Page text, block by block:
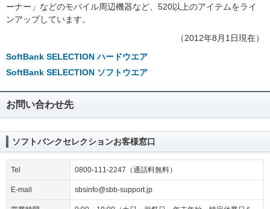
ーナー」などのモバイル周辺機器など、520以上のアイテムをライ
ンアップしています。
（2012年8月1日現在）
SoftBank SELECTION ハードウエア
SoftBank SELECTION ソフトウエア
お問い合わせ先
ソフトバンクセレクションお客様窓口
Tel 0800-111-2247（通話料無料）
E-mail sbsinfo@sbb-support.jp